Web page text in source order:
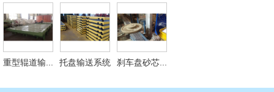
重型辊道输... 托盘输送系统 刹车盘砂芯...